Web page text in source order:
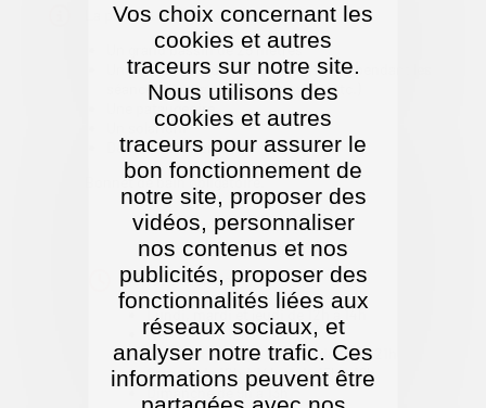
Vos choix concernant les
cookies et autres
traceurs sur notre site.
Nous utilisons des
cookies et autres
traceurs pour assurer le
bon fonctionnement de
notre site, proposer des
vidéos, personnaliser
nos contenus et nos
publicités, proposer des
fonctionnalités liées aux
réseaux sociaux, et
analyser notre trafic. Ces
informations peuvent être
La piscine compte
Un grand bassin de 25 mètres
Un petit bassin de 12,5 mètres (fermé pendant les
séances d'aquagym, aquamoving, etc.)
Une pataugeoire
Un solarium
Des espaces verts
Bonnet de bain obligatoire.
Période scolaire
Lundi, mardi et jeudi de 12h à 14h
Mercredi de 12h à 19h
Vendredi de 12h à 13h15 et de 17h à 21h
Samedi de 12h à 14h et de 15h à 19h
Dimanche de 9h à 13h